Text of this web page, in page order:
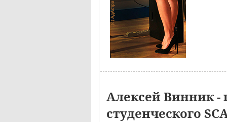
Алексей Винник -
студенческого